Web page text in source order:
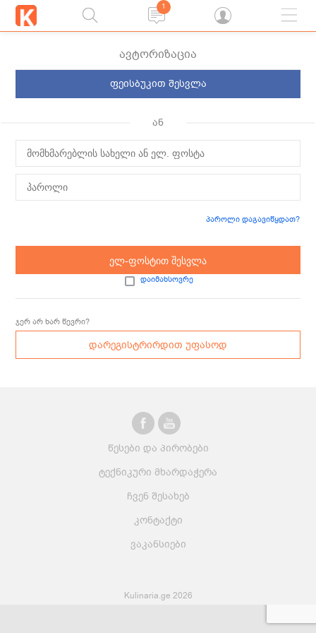
1
ავტორიზაცია
ფეისბუკით შესვლა
ან
პაროლი დაგავიწყდათ?
ელ-ფოსტით შესვლა
დაიმახსოვრე
ჯერ არ ხარ წევრი?
დარეგისტრირდით უფასოდ
ჩვენ შესახებ
კონტაქტი
ვაკანსიები
წესები და პირობები
ტექნიკური მხარდაჭერა
Kulinaria.ge 2026